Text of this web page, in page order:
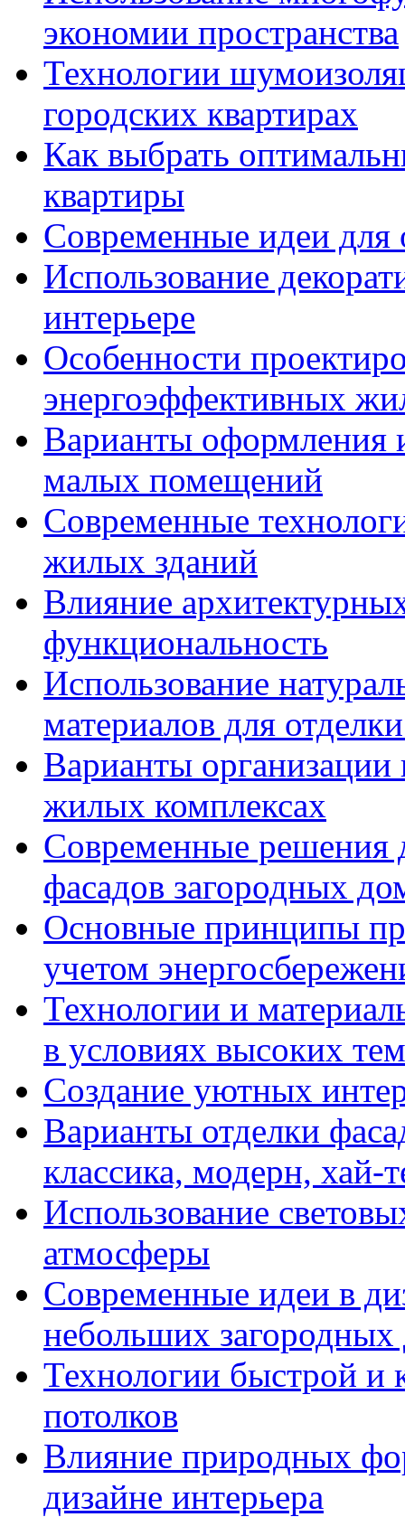
экономии пространства
Технологии
городских квартирах
Как выбрать
квартиры
Современные идеи для
Использование
интерьере
Особенности
энергоэффективных
Варианты оформления
малых помещений
Современные
жилых зданий
Влияние
функциональность
Использование
материалов для
Варианты организации
жилых комплексах
Современные решения
фасадов загородных
Основные принципы
учетом
Технологии и
в условиях высоких
Создание уютных
Варианты отделки
классика, модерн, хай-
Использование
атмосферы
Современные идеи в
небольших
Технологии быстрой и
потолков
Влияние природных
дизайне интерьера